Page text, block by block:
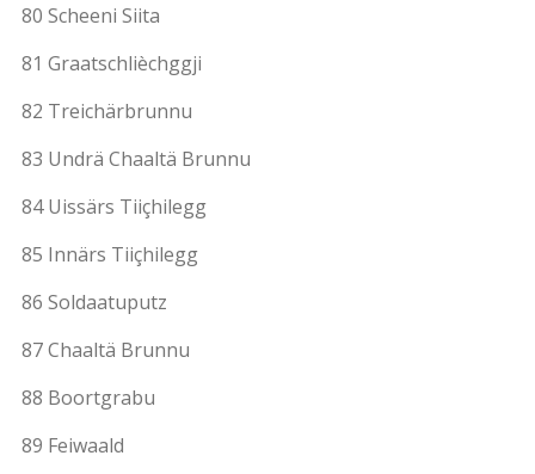
80 Scheeni Siita
81 Graatschlièchggji
82 Treichärbrunnu
83 Undrä Chaaltä Brunnu
84 Uissärs Tiiçhilegg
85 Innärs Tiiçhilegg
86 Soldaatuputz
87 Chaaltä Brunnu
88 Boortgrabu
89 Feiwaald